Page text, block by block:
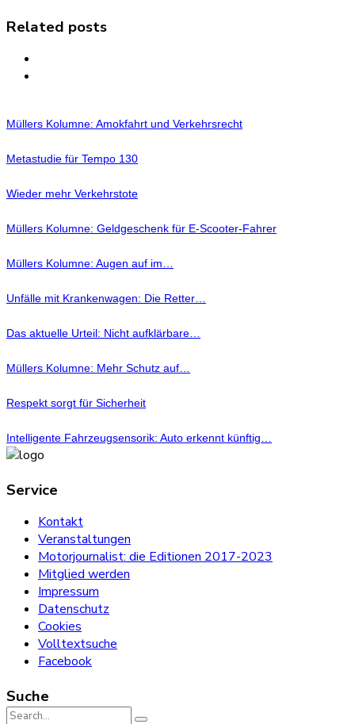
Related posts
Müllers Kolumne: Amokfahrt und Verkehrsrecht
Metastudie für Tempo 130
Wieder mehr Verkehrstote
Müllers Kolumne: Geldgeschenk für E-Scooter-Fahrer
Müllers Kolumne: Augen auf im…
Unfälle mit Krankenwagen: Die Retter…
Das aktuelle Urteil: Nicht aufklärbare…
Müllers Kolumne: Mehr Schutz auf…
Respekt sorgt für Sicherheit
Intelligente Fahrzeugsensorik: Auto erkennt künftig…
Service
Kontakt
Veranstaltungen
Motorjournalist: die Editionen 2017-2023
Mitglied werden
Impressum
Datenschutz
Cookies
Volltextsuche
Facebook
Suche
Search